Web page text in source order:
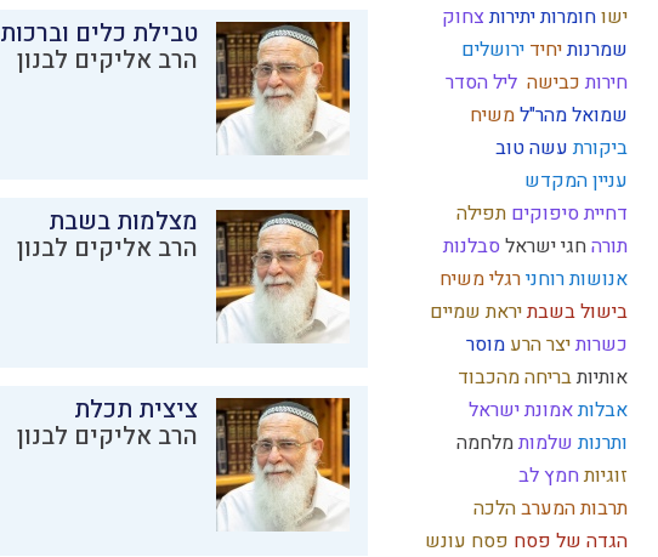
ישוחומרות יתירותצחוק
שמרנותיחיד ירושלים
חירות כבישה ליל הסדר
שמואלמהר"למשיח
ביקורתעשה טוב
עניין המקדש
דחיית סיפוקים תפילה
תורהחגי ישראל סבלנות
אנושותרוחנירגלי משיח
בישול בשבתיראת שמיים
כשרותיצר הרע מוסר
אותיותבריחה מהכבוד
אבלותאמונת ישראל
ותרנות שלמותמלחמה
זוגיותחמץלב
תרבות המערבהלכה
הגדה של פסח פסח עונש
טבילת כלים וברכות
הרב אליקים לבנון
מצלמות בשבת
הרב אליקים לבנון
ציצית תכלת
הרב אליקים לבנון